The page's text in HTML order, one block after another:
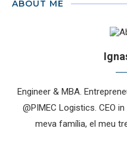
ABOUT ME
Engineer & MBA.
@PIMEC Logistics. CEO
meva família, el meu